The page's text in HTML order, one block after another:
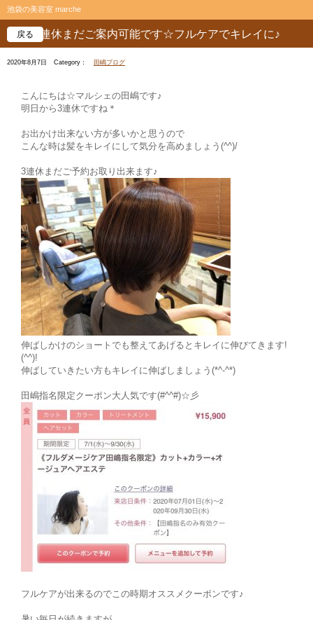
池袋の美容室 marche
3連休まだご案内可能です☆フルケアでキレイに♪
戻る
2020年8月7日 Category： 田嶋ブログ
こんにちは☆マルシェの田嶋です♪
明日から3連休ですね＊
お出かけ出来ない方が多いかと思うので
こんな時は髪をキレイにして気分を高めましょう(^^)/
3連休まだご予約お取り出来ます♪
伸ばしかけのショートでも整えてあげるとキレイに伸びてきます!
(^^)!
伸ばしていきたい方もキレイに伸ばしましょう(*^-^*)
田嶋指名限定クーポン大人気です(#^^#)☆彡
フルケアが出来るのでこの時期オススメクーポンです♪